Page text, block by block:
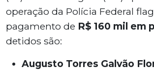
operação da Polícia Federal
pagamento de R$ 160 mil em
detidos são:
Augusto Torres Galvão